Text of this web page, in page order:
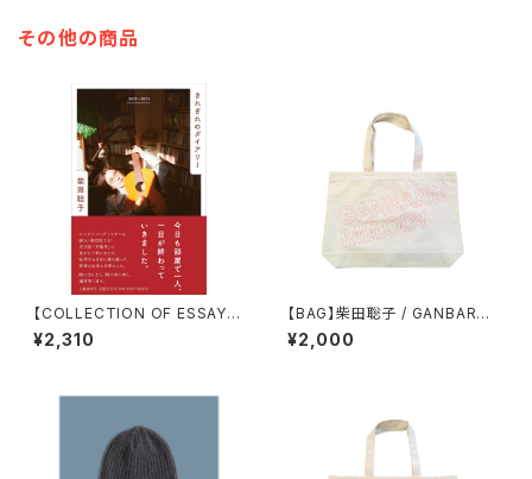
その他の商品
【COLLECTION OF ESSAY
S】きれぎれのダイアリー 201
7〜2023 / 柴田聡子
¥2,310
【BAG】柴田聡子 / GANBARE!
MELODY トートバッグ(マゼン
タプリント)
¥2,000